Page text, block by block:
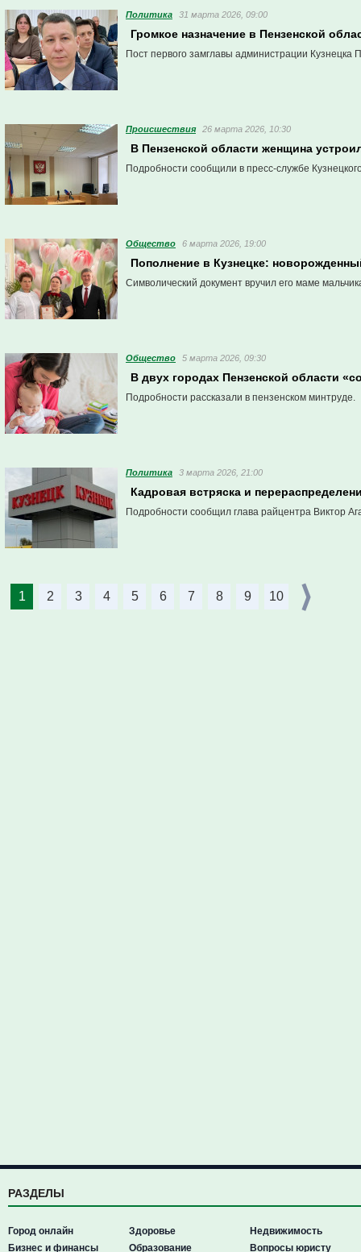
Политика 31 марта 2026, 09:00
Громкое назначение в Пензенской
Пост первого замглавы администрации Кузнецка
Проиcшествия 26 марта 2026, 10:30
В Пензенской области женщина
Подробности сообщили в пресс-службе
Общество 6 марта 2026, 19:00
Пополнение в Кузнецке:
Символический документ вручил его маме
Общество 5 марта 2026, 09:30
В двух городах Пензенской области
Подробности рассказали в пензенском минтруде.
Политика 3 марта 2026, 21:00
Кадровая встряска и
Подробности сообщил глава райцентра Виктор
1 2 3 4 5 6 7 8 9 10
РАЗДЕЛЫ
Город онлайн
Бизнес и финансы
Здоровье
Образование
Недвижимость
Вопросы юристу